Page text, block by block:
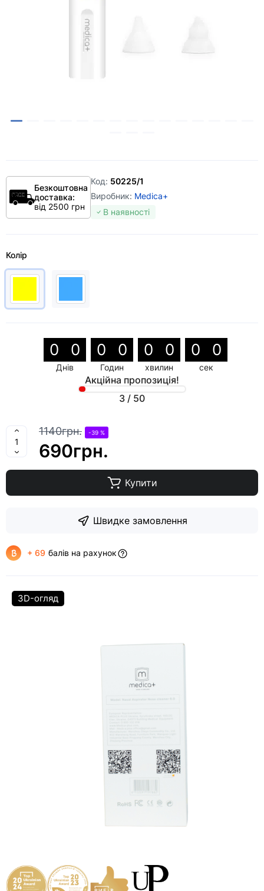
Безкоштовна
доставка:
від 2500 грн
Код: 50225/1
Виробник: Medica+
В наявності
Колір
0 0
Днів
0 0
Годин
0 0
хвилин
0 0
сек
Акційна пропозиція!
3 / 50
1140грн. -39 %
690грн.
Купити
Швидке замовлення
+ 69 балів на рахунок
3D-огляд